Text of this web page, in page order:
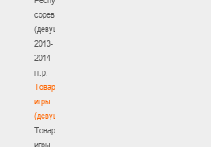
соревнования
(девушки)
2013-
2014
гг.р.
Товарищеские
игры
(девушки)
Товарищеские
игры